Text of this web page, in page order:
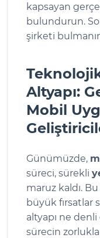
kapsayan
bulundurun.
şirketi
Altyapı:
Mobil
Günümüzde,
süreci, sürekli
maruz kaldı.
büyük fırsatlar
altyapı ne
sürecin